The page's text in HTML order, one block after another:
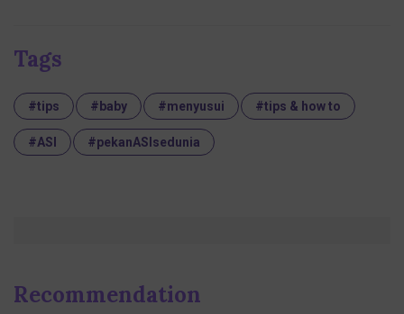
Tags
#tips #baby #menyusui #tips & how to
#ASI #pekanASIsedunia
Recommendation